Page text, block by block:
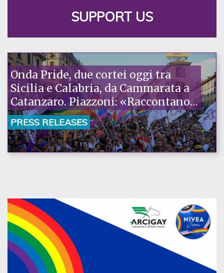
SUPPORT US
Onda Pride, due cortei oggi tra
Sicilia e Calabria, da Cammarata a
Catanzaro. Piazzoni: «Raccontano
la nostra ostinazione»
PRESS RELEASES